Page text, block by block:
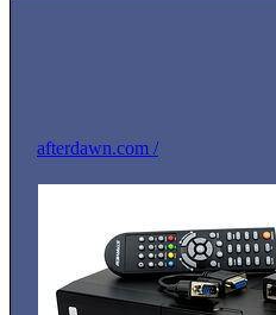
afterdawn.com /